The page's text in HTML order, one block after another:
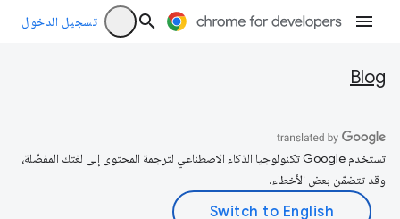
تسجيل الدخول
Blog
تستخدم Google تكنولوجيا الذكاء الاصطناعي لترجمة المحتوى إلى لغتك المفضّلة،
وقد تتضمّن بعض الأخطاء.